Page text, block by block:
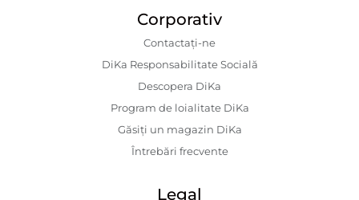
Corporativ
Contactaţi-ne
DiKa Responsabilitate Socială
Descopera DiKa
Program de loialitate DiKa
Găsiți un magazin DiKa
Întrebări frecvente
Legal